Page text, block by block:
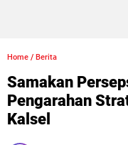
Home / Berita
Samakan
Pengarahan
Kalsel